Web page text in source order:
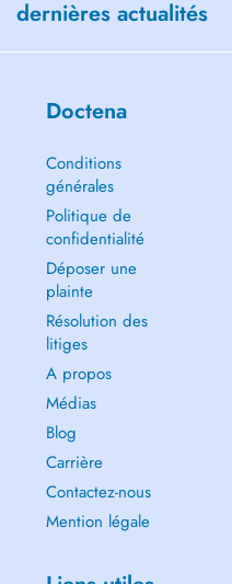
dernières actualités
Doctena
Conditions
générales
Politique de
confidentialité
Déposer une
plainte
Résolution des
litiges
A propos
Médias
Blog
Carrière
Contactez-nous
Mention légale